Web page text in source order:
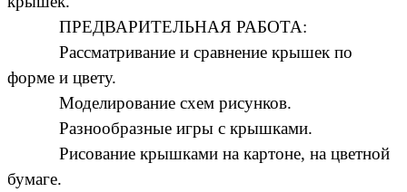
ПРЕДВАРИТЕЛЬНАЯ РАБОТА:
Рассматривание и сравнение крышек по
форме и цвету.
Моделирование схем рисунков.
Разнообразные игры с крышками.
Рисование крышками на картоне, на цветной
бумаге.